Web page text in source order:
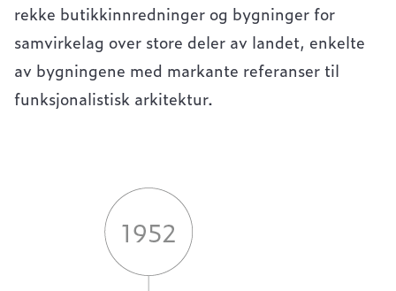
rekke butikkinnredninger og bygninger for
samvirkelag over store deler av landet, enkelte
av bygningene med markante referanser til
funksjonalistisk arkitektur.